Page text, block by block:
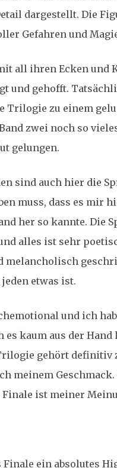
dargestellt. Die
Gefahren und
all ihren Ecken und
und gehofft.
Trilogie zu einem
zwei noch so
gelungen.
sind auch hier die
muss, dass es mir
her so kannte. Die
alles ist sehr
melancholisch
etwas ist.
und ich
es kaum aus der
gehört definitiv
meinem
Finale ist meiner
Finale ein absolutes